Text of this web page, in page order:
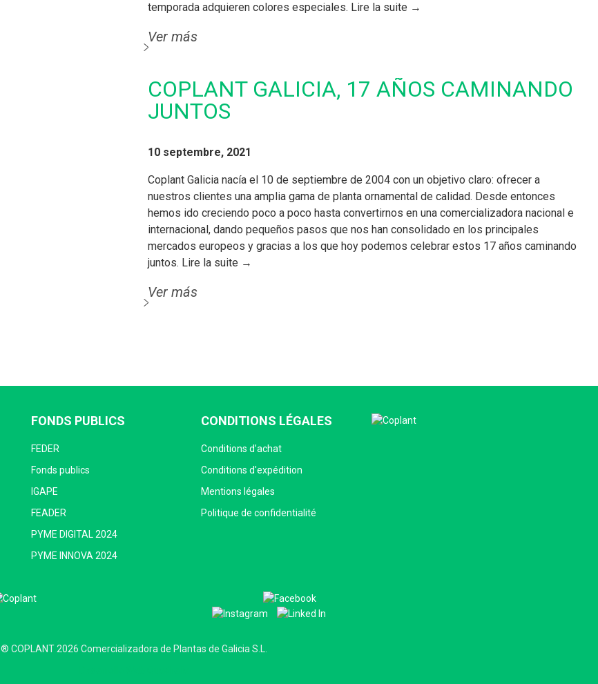
temporada adquieren colores especiales. Lire la suite →
Ver más
COPLANT GALICIA, 17 AÑOS CAMINANDO
JUNTOS
10 septembre, 2021
Coplant Galicia nacía el 10 de septiembre de 2004 con un objetivo claro: ofrecer a
nuestros clientes una amplia gama de planta ornamental de calidad. Desde entonces
hemos ido creciendo poco a poco hasta convertirnos en una comercializadora nacional e
internacional, dando pequeños pasos que nos han consolidado en los principales
mercados europeos y gracias a los que hoy podemos celebrar estos 17 años caminando
juntos. Lire la suite →
Ver más
FONDS PUBLICS
FEDER
Fonds publics
IGAPE
FEADER
PYME DIGITAL 2024
PYME INNOVA 2024
CONDITIONS LÉGALES
Conditions d’achat
Conditions d'expédition
Mentions légales
Politique de confidentialité
® COPLANT 2026 Comercializadora de Plantas de Galicia S.L.